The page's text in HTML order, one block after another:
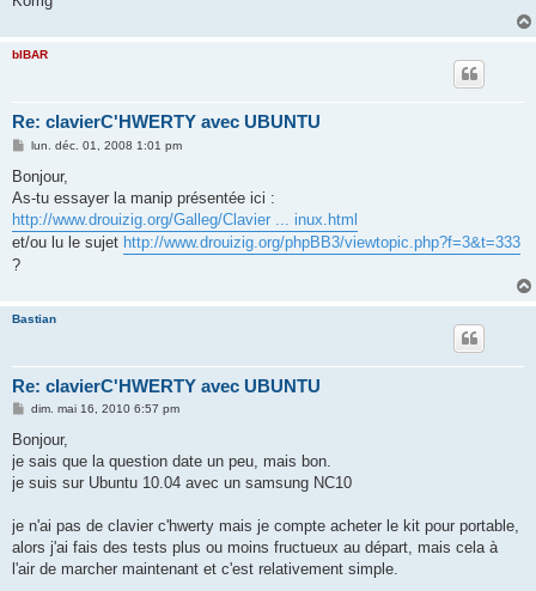
bIBAR
Re: clavierC'HWERTY avec UBUNTU
M
s
a
g
e
lun. déc. 01, 2008 1:01 pm
Bonjour,
As-tu essayer la manip présentée ici :
http://www.drouizig.org/Galleg/Clavier ... inux.html
et/ou lu le sujet http://www.drouizig.org/phpBB3/viewtopic.php?f=3&t=333
?
Bastian
Re: clavierC'HWERTY avec UBUNTU
M
s
a
g
dim. mai 16, 2010 6:57 pm
Bonjour,
je sais que la question date un peu, mais bon.
je suis sur Ubuntu 10.04 avec un samsung NC10
je n'ai pas de clavier c'hwerty mais je compte acheter le kit pour portable,
alors j'ai fais des tests plus ou moins fructueux au départ, mais cela à
l'air de marcher maintenant et c'est relativement simple.